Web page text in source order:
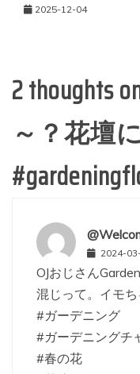
2025-12-04
2 thoughts
～？花壇
2024-
OJおじさん
混じって。イモち
#ガーデニング
#ガーデニングチ
#春の花